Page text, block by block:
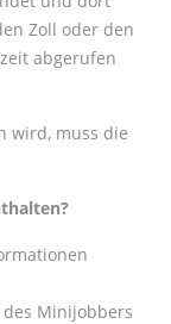
Zoll oder den
abgerufen
wird, muss die
Minijobbers